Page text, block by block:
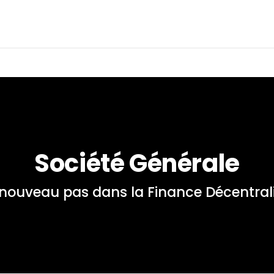
Société Générale
pas dans la Finance